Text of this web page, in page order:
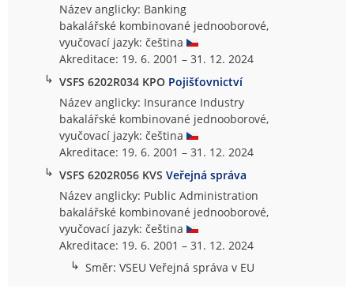
Název anglicky: Banking
bakalářské kombinované jednooborové,
vyučovací jazyk: čeština
Akreditace: 19. 6. 2001 – 31. 12. 2024
↳ VSFS 6202R034 KPO Pojišťovnictví
Název anglicky: Insurance Industry
bakalářské kombinované jednooborové,
vyučovací jazyk: čeština
Akreditace: 19. 6. 2001 – 31. 12. 2024
↳ VSFS 6202R056 KVSVeřejná správa
Název anglicky: Public Administration
bakalářské kombinované jednooborové,
vyučovací jazyk: čeština
Akreditace: 19. 6. 2001 – 31. 12. 2024
↳ Směr: VSEU Veřejná správa v EU